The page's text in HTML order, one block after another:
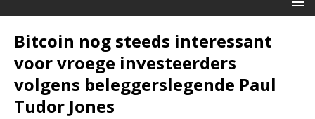
Bitcoin nog steeds interessant
voor vroege investeerders
volgens beleggerslegende Paul
Tudor Jones